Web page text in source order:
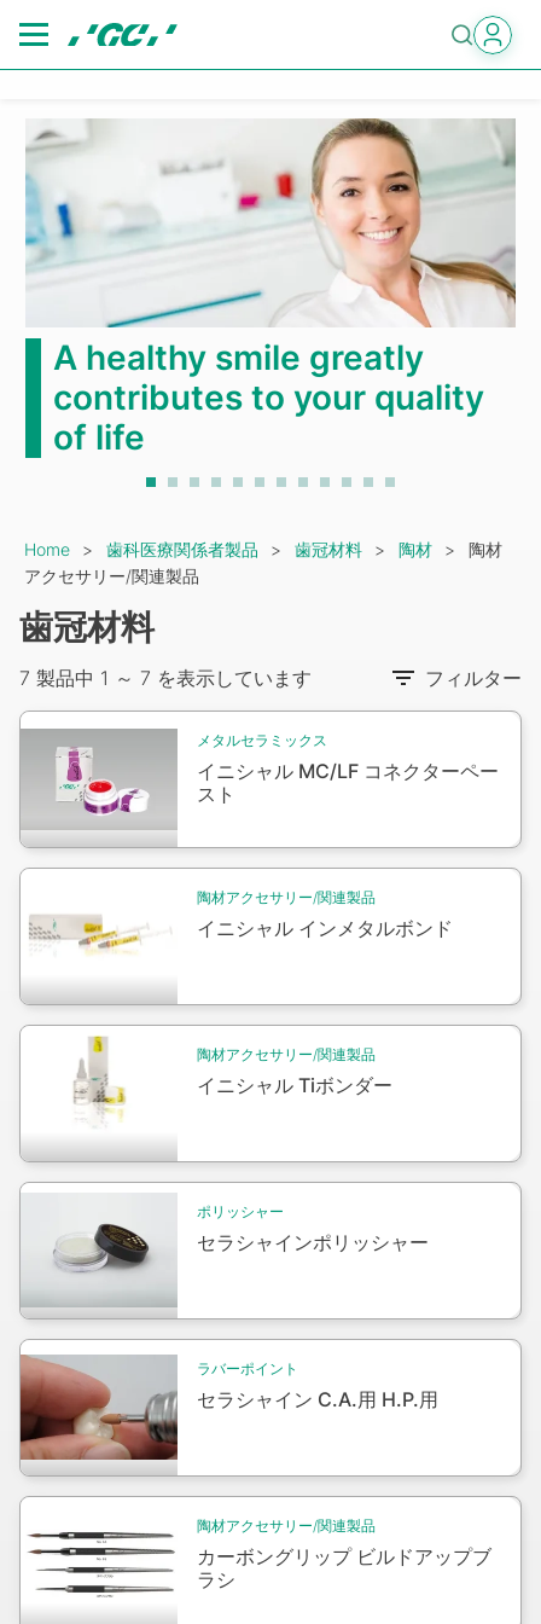
main
A healthy smile greatly
contributes to your quality
of life
Breadcrumb
Home 歯科医療関係者製品 歯冠材料 陶材
陶材
アクセサリー/関連製品
歯冠材料
7 製品中 1 ～ 7 を表示しています フィルター
Packshot メタルセラミックス
イニシャル MC/LF コネクターペー
スト
陶材アクセサリー/関連製品
イニシャル インメタルボンド
Packshot
陶材アクセサリー/関連製品
イニシャル Tiボンダー
ポリッシャー
セラシャインポリッシャー
Packshot ラバーポイント
セラシャイン C.A.用 H.P.用
Packshot
陶材アクセサリー/関連製品
カーボングリップ ビルドアップブ
ラシ